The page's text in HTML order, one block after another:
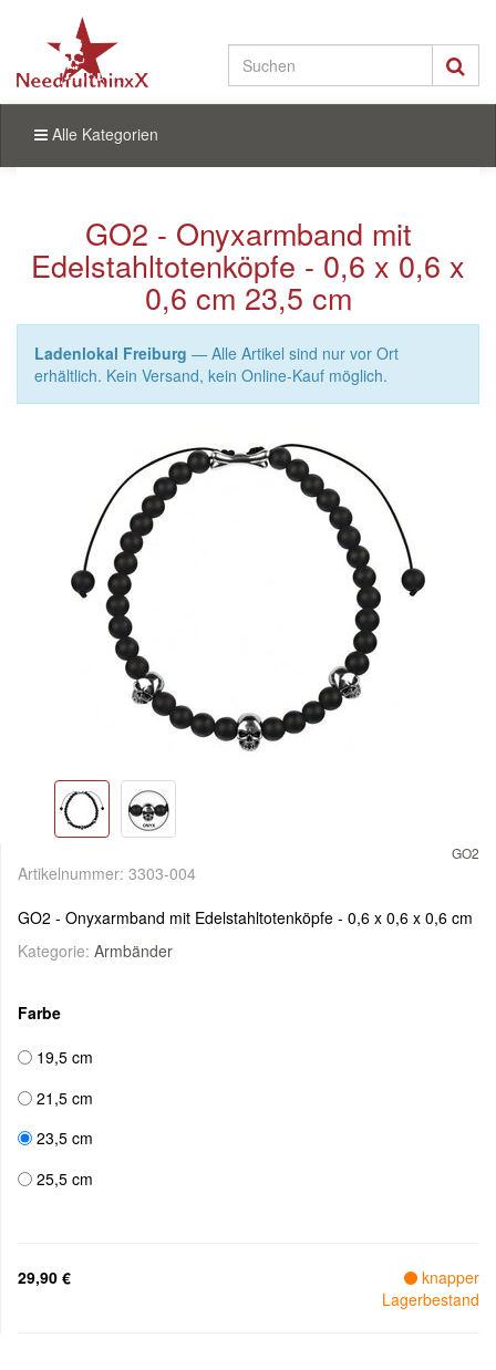
Alle Kategorien
GO2 - Onyxarmband mit
Edelstahltotenköpfe - 0,6 x 0,6 x
0,6 cm 23,5 cm
Ladenlokal Freiburg — Alle Artikel sind nur vor Ort
erhältlich. Kein Versand, kein Online-Kauf möglich.
GO2
Artikelnummer: 3303-004
GO2 - Onyxarmband mit Edelstahltotenköpfe - 0,6 x 0,6 x 0,6 cm
Kategorie: Armbänder
Farbe
19,5 cm
21,5 cm
23,5 cm
25,5 cm
29,90 €
knapper
Lagerbestand